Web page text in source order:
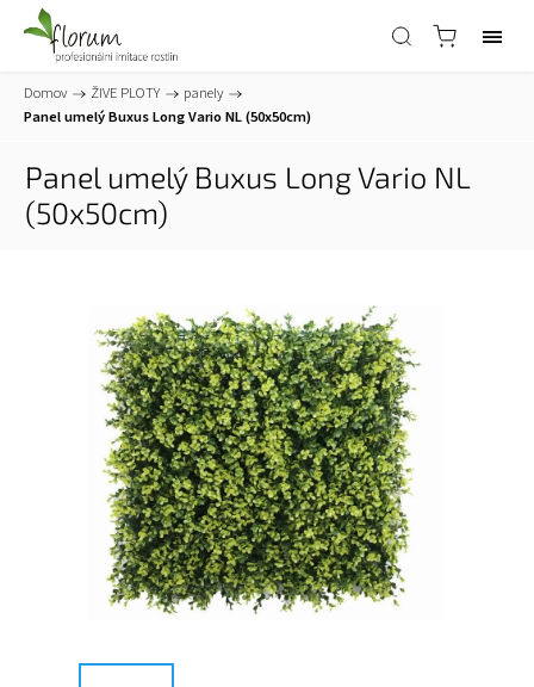
Domov / ŽIVE PLOTY / panely /
Panel umelý Buxus Long Vario NL (50x50cm)
Panel umelý Buxus Long Vario NL
(50x50cm)